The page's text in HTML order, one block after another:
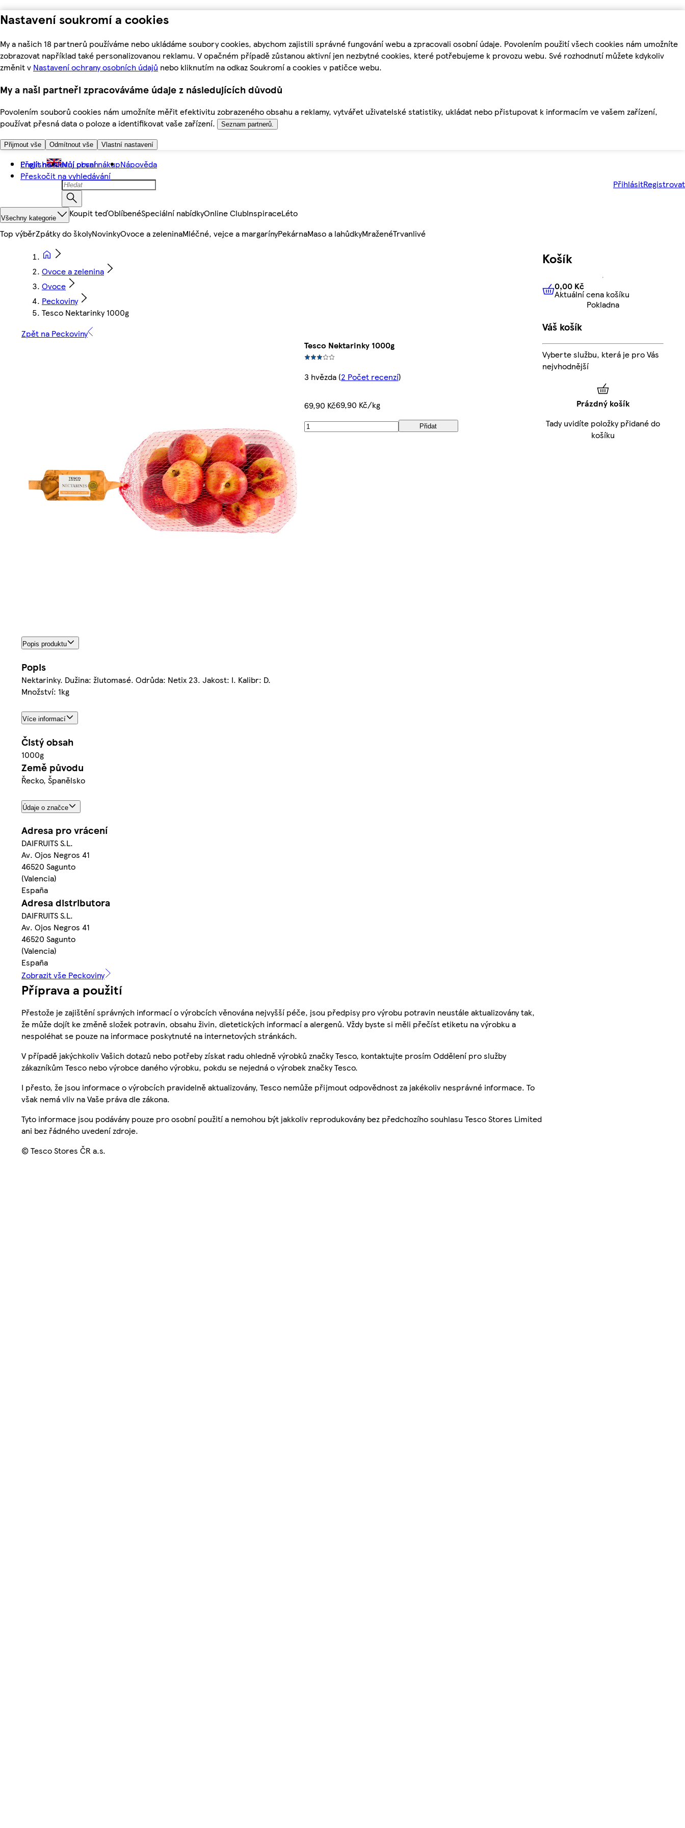
Nastavení soukromí a cookies
My a našich 18 partnerů používáme nebo ukládáme soubory cookies, abychom zajistili správné fungování webu a zpracovali osobní údaje. Povolením použití všech cookies nám umožníte
zobrazovat například také personalizovanou reklamu. V opačném případě zůstanou aktivní jen nezbytné cookies, které potřebujeme k provozu webu. Své rozhodnutí můžete kdykoliv
změnit v Nastavení ochrany osobních údajů nebo kliknutím na odkaz Soukromí a cookies v patičce webu.
My a naši partneři zpracováváme údaje z následujících důvodů
Povolením souborů cookies nám umožníte měřit efektivitu zobrazeného obsahu a reklamy, vytvářet uživatelské statistiky, ukládat nebo přistupovat k informacím ve vašem zařízení,
používat přesná data o poloze a identifikovat vaše zařízení.
Seznam partnerů.
Přijmout vše Odmítnout vše Vlastní nastavení
Přejít na hlavní obsah
Přeskočit na vyhledávání
English Můj první nákupNápověda
PřihlásitRegistrovat
Všechny kategorie Koupit teďOblíbenéSpeciální nabídkyOnline ClubInspiraceLéto
Top výběrZpátky do školyNovinkyOvoce a zeleninaMléčné, vejce a margarínyPekárnaMaso a lahůdkyMraženéTrvanlivé
Ovoce a zelenina
Ovoce
Peckoviny
Tesco Nektarinky 1000g
Zpět na Peckoviny
Tesco Nektarinky 1000g
3 hvězda(2 Počet recenzí)
69,90 Kč69,90 Kč/kg
Přidat
Popis produktu
Popis
Nektarinky. Dužina: žlutomasé. Odrůda: Netix 23. Jakost: I. Kalibr: D.
Množství: 1kg
Více informací
Čistý obsah
1000g
Země původu
Řecko, Španělsko
Údaje o značce
Adresa pro vrácení
DAIFRUITS S.L.
Av. Ojos Negros 41
46520 Sagunto
(Valencia)
España
Adresa distributora
DAIFRUITS S.L.
Av. Ojos Negros 41
46520 Sagunto
(Valencia)
España
Zobrazit vše Peckoviny
Příprava a použití
Přestože je zajištění správných informací o výrobcích věnována nejvyšší péče, jsou předpisy pro výrobu potravin neustále aktualizovány tak,
že může dojít ke změně složek potravin, obsahu živin, dietetických informací a alergenů. Vždy byste si měli přečíst etiketu na výrobku a
nespoléhat se pouze na informace poskytnuté na internetových stránkách.
V případě jakýchkoliv Vašich dotazů nebo potřeby získat radu ohledně výrobků značky Tesco, kontaktujte prosím Oddělení pro služby
zákazníkům Tesco nebo výrobce daného výrobku, pokdu se nejedná o výrobek značky Tesco.
I přesto, že jsou informace o výrobcích pravidelně aktualizovány, Tesco nemůže přijmout odpovědnost za jakékoliv nesprávné informace. To
však nemá vliv na Vaše práva dle zákona.
Tyto informace jsou podávány pouze pro osobní použití a nemohou být jakkoliv reprodukovány bez předchozího souhlasu Tesco Stores Limited
ani bez řádného uvedení zdroje.
© Tesco Stores ČR a.s.
Košík
0,00 KčAktuální cena košíku
0,00 Kč
Aktuální cena košíku
Pokladna
Váš košík
Vyberte službu, která je pro Vás
nejvhodnější
Prázdný košík
Tady uvidíte položky přidané do
košíku